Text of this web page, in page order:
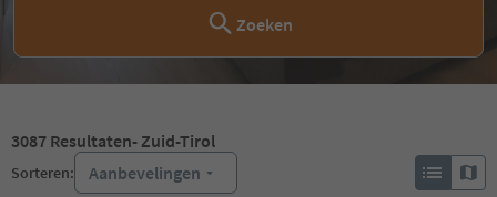
Zoeken
3087 Resultaten- Zuid-Tirol
Sorteren: Aanbevelingen